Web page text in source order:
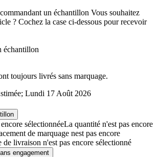
un échantillon Vous souhaitez
? Cochez la case ci-dessous pour recevoir
échantillon
toujours livrés sans marquage.
Lundi 17 Août 2026
sélectionnéeLa quantité n'est pas encore
de marquage nest pas encore
de livraison n'est pas encore sélectionné
engagement